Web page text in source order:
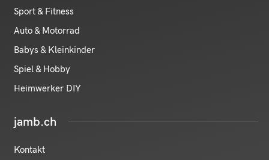
Sport & Fitness
Auto & Motorrad
Babys & Kleinkinder
Spiel & Hobby
Heimwerker DIY
jamb.ch
Kontakt